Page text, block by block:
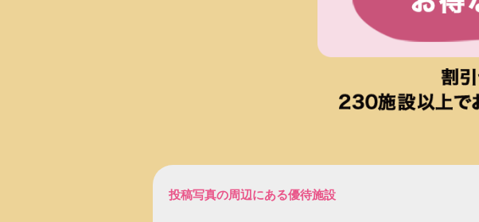
投稿写真の周辺にある優待施設